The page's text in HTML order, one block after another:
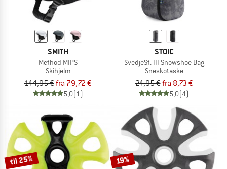
SMITH
Method MIPS
Skihjelm
144,95 €fra 79,72 €
5,0(1)
STOIC
SvedjeSt. III Snowshoe Bag
Sneskotaske
24,95 €fra 8,73 €
5,0(4)
til 25% 19%